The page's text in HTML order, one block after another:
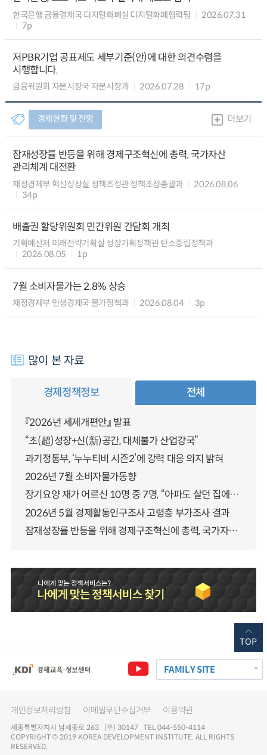
한국은행 금융결제국 디지털화폐실 디지털화폐협력팀
2026.07.31
7p
저PBR기업 공표제도 세부기준(안)에 대한 의견수렴을
시행합니다.
금융위원회 자본시장국 자본시장과 2026.07.28 17p
경제현황 및 전망 더보기
잠재성장률 반등을 위해 경제구조혁신에 총력, 국가자산
관리체계 대전환
재정경제부 혁신성장실 정책조정관 정책조정총괄과
2026.08.06
34p
배출권 할당위원회 민간위원 간담회 개최
기획예산처 미래전략기획실 성장기획정책관 탄소중립정책과
2026.08.05
1p
7월 소비자물가는 2.8% 상승
재정경제부 민생경제국 물가정책과 2026.08.04 3p
많이 본 자료
경제정책정보 전체
『2026년 세제개편안』 발표
“초(超)성장+신(新)공간, 대체불가 산업강국”
과기정통부, ‘누누티비 시즌2’에 강력 대응 의지 밝혀
2026년 7월 소비자물가동향
장기요양 재가 어르신 10명 중 7명, “아파도 살던 집에서 살겠다” 「2025년 장기요양실태조사」 결과 발표
2026년 5월 경제활동인구조사 고령층 부가조사 결과
잠재성장률 반등을 위해 경제구조혁신에 총력, 국가자산 관리체계 대전환
FAMILY SITE
개인정보처리방침 이메일무단수집거부 이용약관
세종특별자치시 남세종로 263 (우) 30147 TEL 044-550-4114
COPYRIGHT © 2019 KOREA DEVELOPMENT INSTITUTE. ALL RIGHTS
RESERVED.
TOP